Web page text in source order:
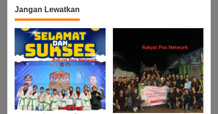
Demi Selamatkan Nyawa
Bocah 7 Tahun
Jangan Lewatkan